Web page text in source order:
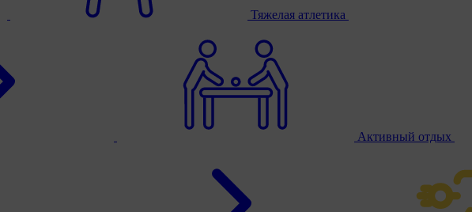
Тяжелая атлетика
Активный отдых